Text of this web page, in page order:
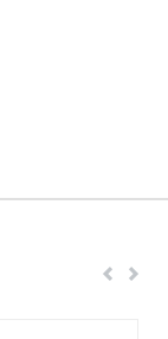
Zurück